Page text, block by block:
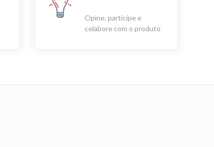
Opine, participe e
colabore com o produto